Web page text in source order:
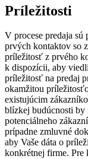
Príležitosti
V procese predaja sú
prvých kontaktov so
príležitosť z prvého
k dispozícii, aby
príležitosť na predaj
okamžitou
existujúcim
blízkej budúcnosti
potenciálneho
prípadne zmluvné
aby Vaše dáta o
konkrétnej firme.